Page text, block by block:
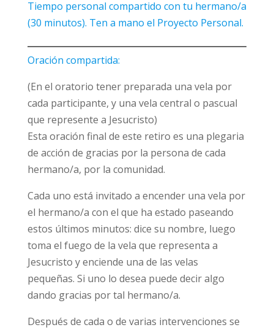
Tiempo personal compartido con tu hermano/a
(30 minutos). Ten a mano el Proyecto Personal.
Oración compartida:
(En el oratorio tener preparada una vela por
cada participante, y una vela central o pascual
que represente a Jesucristo)
Esta oración final de este retiro es una plegaria
de acción de gracias por la persona de cada
hermano/a, por la comunidad.
Cada uno está invitado a encender una vela por
el hermano/a con el que ha estado paseando
estos últimos minutos: dice su nombre, luego
toma el fuego de la vela que representa a
Jesucristo y enciende una de las velas
pequeñas. Si uno lo desea puede decir algo
dando gracias por tal hermano/a.
Después de cada o de varias intervenciones se